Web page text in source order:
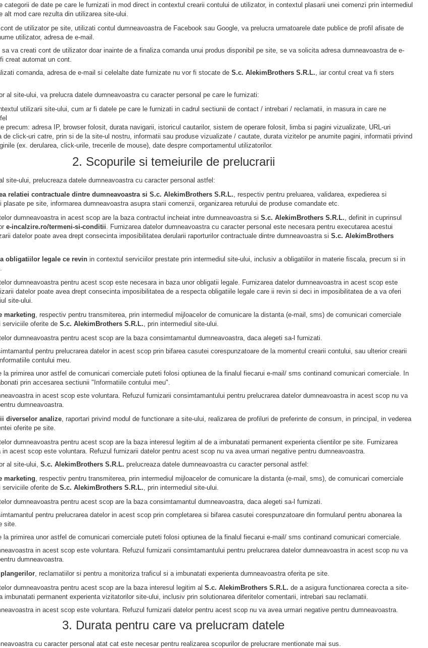
categorii de date pe care le furnizati in mod direct in contextul crearii contului de utilizator, in contextul plasarii unei comenzi prin intermediul
alt mod care rezulta din utilizarea site-ului.
de utilizator pe site, utilizati contul dumneavoastra de Facebook sau Google, va prelucra urmatoarele date publice de profil afisate de
utilizator, adresa de e-mail.
sa va creati cont de utilizator doar inainte de a finaliza comanda unui produs disponibil pe site, se va solicita adresa dumneavoastra de e-
creat automat un cont.
comanda, adresa de e-mail si celelalte date furnizate nu vor fi stocate de S.c. AlekimBrothers S.R.L., iar contul creat va fi sters
al site-ului, va prelucra datele dumneavoastra cu caracter personal pe care le furnizati:
utilizarii site-ului, cum ar fi datele pe care le furnizati in cadrul sectiunii de contact / intrebari / reclamatii, in masura in care ne
precum: adresa IP, browser folosit, durata navigarii, istoricul cautarilor, sistem de operare folosit, limba si pagini vizualizate, URL-uri
de click-uri catre, prin si de la site-ul nostru, informatii sau produse vizualizate / cautate, durata vizitelor pe anumite pagini, informatii privind
(ex. derularea, click-urile, trecerile de mouse), date despre comportamentul utilizatorilor.
2. Scopurile si temeiurile de prelucrarii
site-ului, prelucreaza datele dumneavoastra cu caracter personal astfel:
relatiei contractuale dintre dumneavoastra si S.c. AlekimBrothers S.R.L., respectiv pentru preluarea, validarea, expedierea si
plasate pe site, informarea dumneavoastra asupra starii comenzii, organizarea returului de produse comandate etc.
dumneavoastra in acest scop are la baza contractul incheiat intre dumneavoastra si S.c. AlekimBrothers S.R.L., definit in cuprinsul
e-incalzire.ro/termeni-si-conditii. Furnizarea datelor dumneavoastra cu caracter personal este necesara pentru executarea acestui
datelor poate avea drept consecinta imposibilitatea derularii raporturilor contractuale dintre dumneavoastra si S.c. AlekimBrothers
obligatiilor legale ce revin in contextul serviciilor prestate prin intermediul site-ului, inclusiv a obligatiilor in materie fiscala, precum si in
dumneavoastra pentru acest scop este necesara in baza unor obligatii legale. Furnizarea datelor dumneavoastra in acest scop este
datelor poate avea drept consecinta imposibilitatea de a respecta obligatiile legale care ii revin si deci in imposibilitatea de a va oferi
site-ului.
marketing, respectiv pentru transmiterea, prin intermediul mijloacelor de comunicare la distanta (e-mail, sms) de comunicari comerciale
serviciile oferite de S.c. AlekimBrothers S.R.L., prin intermediul site-ului.
dumneavoastra pentru acest scop are la baza consimtamantul dumneavoastra, daca alegeti sa-l furnizati.
pentru prelucrarea datelor in acest scop prin bifarea casutei corespunzatoare de la momentul crearii contului, sau ulterior crearii
contului meu.
la primirea unor astfel de comunicari comerciale puteti folosi optiunea de la finalul fiecarui e-mail/ sms continand comunicari comerciale. In
prin accesarea sectiunii "Informatiile contului meu".
in acest scop este voluntara. Refuzul furnizarii consimtamantului pentru prelucrarea datelor dumneavoastra in acest scop nu va
dumneavoastra.
diverselor analize, raportari privind modul de functionare a site-ului, realizarea de profiluri de preferinte de consum, in principal, in vederea
oferite pe site.
dumneavoastra pentru acest scop are la baza interesul legitim al de a imbunatati permanent experienta clientilor pe site. Furnizarea
in acest scop este voluntara. Refuzul furnizarii datelor pentru acest scop nu va avea urmari negative pentru dumneavoastra.
al site-ului, S.c. AlekimBrothers S.R.L. prelucreaza datele dumneavoastra cu caracter personal astfel:
marketing, respectiv pentru transmiterea, prin intermediul mijloacelor de comunicare la distanta (e-mail, sms), de comunicari comerciale
serviciile oferite de S.c. AlekimBrothers S.R.L., prin intermediul site-ului.
dumneavoastra pentru acest scop are la baza consimtamantul dumneavoastra, daca alegeti sa-l furnizati.
pentru prelucrarea datelor in acest scop prin completarea si bifarea casutei corespunzatoare din formularul pentru abonarea la
site.
la primirea unor astfel de comunicari comerciale puteti folosi optiunea de la finalul fiecarui e-mail/ sms continand comunicari comerciale.
in acest scop este voluntara. Refuzul furnizarii consimtamantului pentru prelucrarea datelor dumneavoastra in acest scop nu va
dumneavoastra.
, reclamatiilor si pentru a monitoriza traficul si a imbunatati experienta dumneavoastra oferita pe site.
dumneavoastra pentru acest scop are la baza interesul legitim al S.c. AlekimBrothers S.R.L. de a asigura functionarea corecta a site-
imbunatati permanent experienta vizitatorilor site-ului, inclusiv prin solutionarea diferitelor comentarii, intrebari sau reclamatii.
in acest scop este voluntara. Refuzul furnizarii datelor pentru acest scop nu va avea urmari negative pentru dumneavoastra.
3. Durata pentru care va prelucram datele
cu caracter personal atat cat este necesar pentru realizarea scopurilor de prelucrare mentionate mai sus.